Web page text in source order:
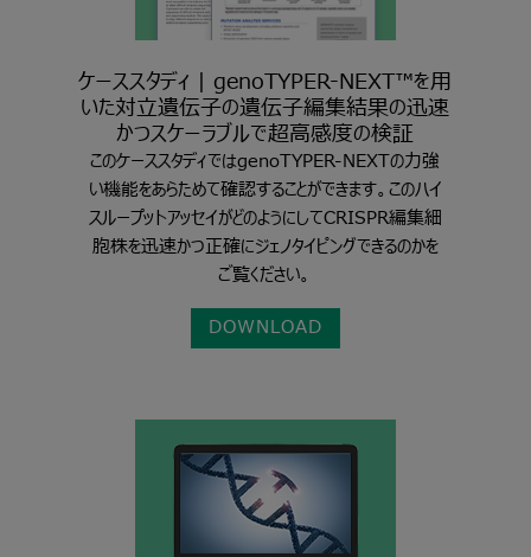
ケーススタディ | genoTYPER-NEXT™を用
いた対立遺伝子の遺伝子編集結果の迅速
かつスケーラブルで超高感度の検証
このケーススタディではgenoTYPER-NEXTの力強
い機能をあらためて確認することができます。このハイ
スループットアッセイがどのようにしてCRISPR編集細
胞株を迅速かつ正確にジェノタイピングできるのかを
ご覧ください。
DOWNLOAD